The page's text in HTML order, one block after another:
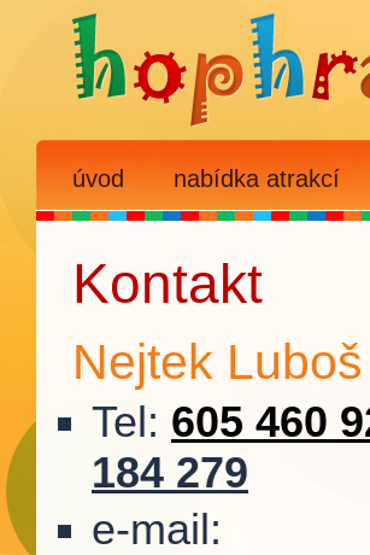
úvod nabídka atrakcí
Kontakt
Nejtek Luboš
Tel: 605 460
184 279
e-mail: